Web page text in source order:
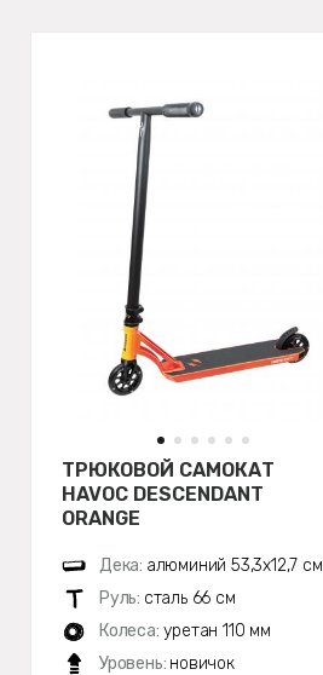
ТРЮКОВОЙ САМОКАТ
HAVOC DESCENDANT
ORANGE
Дека: алюминий 53,3x12,7 см
Руль: сталь 66 см
Колеса: уретан 110 мм
Уровень: новичок